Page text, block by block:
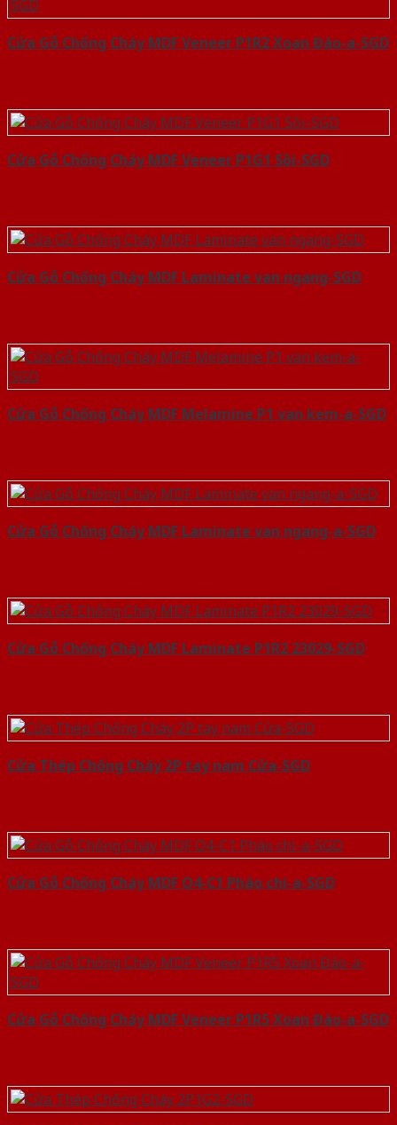
Cửa Gỗ Chống Cháy MDF Veneer P1R2 Xoan Đào-a-SGD
Cửa Gỗ Chống Cháy MDF Veneer P1G1 Sồi-SGD
Cửa Gỗ Chống Cháy MDF Laminate van ngang-SGD
Cửa Gỗ Chống Cháy MDF Melamine P1 van kem-a-SGD
Cửa Gỗ Chống Cháy MDF Laminate van ngang-a-SGD
Cửa Gỗ Chống Cháy MDF Laminate P1R2 23029-SGD
Cửa Thép Chống Cháy 2P tay nam Cửa-SGD
Cửa Gỗ Chống Cháy MDF O4-C1 Phào chi-a-SGD
Cửa Gỗ Chống Cháy MDF Veneer P1R5 Xoan Đào-a-SGD